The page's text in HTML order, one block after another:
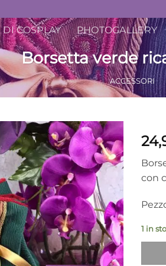
DI COSPLAY PHOTOGALLERY
Borsetta verde
ACCESSORI
con
1 in